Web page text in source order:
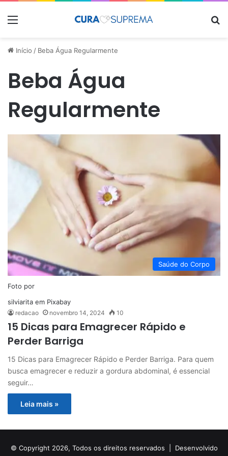
Menu
Início / Beba Água Regularmente
Beba Água
Regularmente
Saúde do Corpo
Foto por
silviarita em Pixabay
redacao novembro 14, 2024 10
15 Dicas para Emagrecer Rápido e
Perder Barriga
15 Dicas para Emagrecer Rápido e Perder Barriga. Para quem
busca emagrecer e reduzir a gordura abdominal, é essencial
seguir…
Leia mais »
© Copyright 2026, Todos os direitos reservados | Desenvolvido